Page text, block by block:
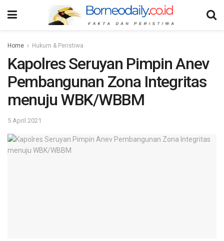
Home Hukum & Peristiwa
Kapolres Seruyan Pimpin Anev
Pembangunan Zona Integritas
menuju WBK/WBBM
5 April 2021